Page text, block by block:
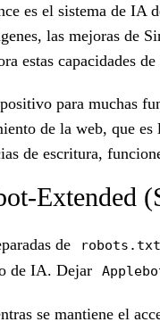
es el sistema de IA
las mejoras de
estas capacidades
para muchas
de la web, que
de escritura,
Extended
de robots.txt
de IA. Dejar
se mantiene el